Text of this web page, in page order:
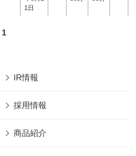
1日
1
IR情報
採用情報
商品紹介